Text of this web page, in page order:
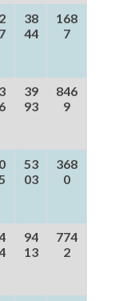
38
44
168
7
39
93
846
9
53
03
368
0
94
13
774
2